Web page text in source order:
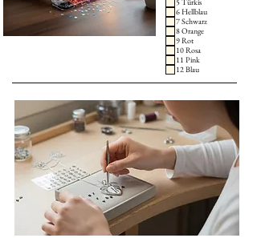
6 Hellblau
7 Schwarz
8 Orange
9 Rot
10 Rosa
11 Pink
12 Blau